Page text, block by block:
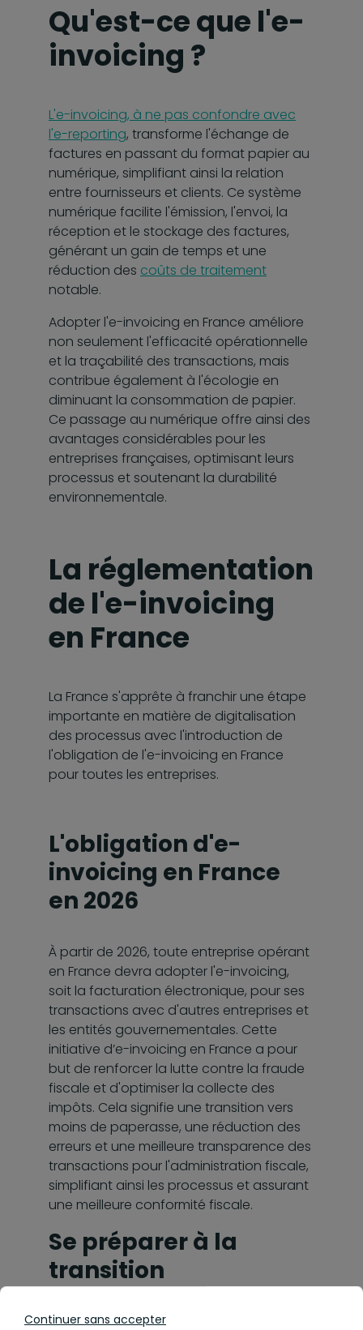
Qu'est-ce que l'e-
invoicing ?
L'e-invoicing, à ne pas confondre avec
l'e-reporting, transforme l'échange de
factures en passant du format papier au
numérique, simplifiant ainsi la relation
entre fournisseurs et clients. Ce système
numérique facilite l'émission, l'envoi, la
réception et le stockage des factures,
générant un gain de temps et une
réduction des coûts de traitement
notable.
Adopter l'e-invoicing en France améliore
non seulement l'efficacité opérationnelle
et la traçabilité des transactions, mais
contribue également à l'écologie en
diminuant la consommation de papier.
Ce passage au numérique offre ainsi des
avantages considérables pour les
entreprises françaises, optimisant leurs
processus et soutenant la durabilité
environnementale.
La réglementation
de l'e-invoicing
en France
La France s'apprête à franchir une étape
importante en matière de digitalisation
des processus avec l'introduction de
l'obligation de l'e-invoicing en France
pour toutes les entreprises.
L'obligation d'e-
invoicing en France
en 2026
À partir de 2026, toute entreprise opérant
en France devra adopter l'e-invoicing,
soit la facturation électronique, pour ses
transactions avec d'autres entreprises et
les entités gouvernementales. Cette
initiative d’e-invoicing en France a pour
but de renforcer la lutte contre la fraude
fiscale et d'optimiser la collecte des
impôts. Cela signifie une transition vers
moins de paperasse, une réduction des
erreurs et une meilleure transparence des
transactions pour l'administration fiscale,
simplifiant ainsi les processus et assurant
une meilleure conformité fiscale.
Se préparer à la
transition
Pour se mettre en conformité avec la
Continuer sans accepter